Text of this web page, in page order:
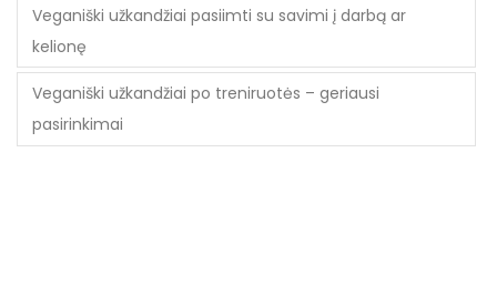
Veganiški užkandžiai pasiimti su savimi į darbą ar
kelionę
Veganiški užkandžiai po treniruotės – geriausi
pasirinkimai